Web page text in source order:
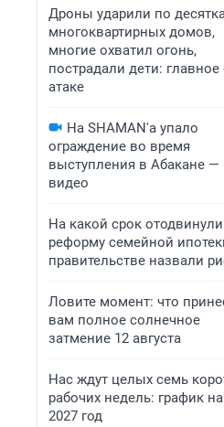
Дроны ударили по
многоквартирных домов,
многие охватил огонь,
пострадали дети: главное
атаке
На SHAMAN'а упало
ограждение во время
выступления в Абакане —
видео
На какой срок отодвинули
реформу семейной
правительстве назвали
Ловите момент: что
вам полное солнечное
затмение 12 августа
Нас ждут целых семь
рабочих недель: график на
2027 год